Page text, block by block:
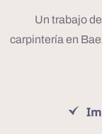
Un trabajo
carpintería en